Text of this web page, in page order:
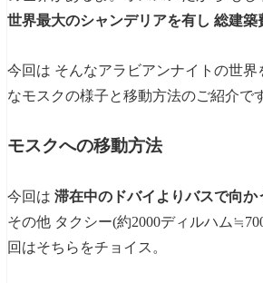
世界最大のシャンデリアを有し 総建築
今回は そんなアラビアンナイトの世
なモスクの様子と移動方法のご紹介で
モスクへの移動方法
今回は 滞在中のドバイよりバスで向か
その他 タクシー(約2000ディルハム
回はそちらをチョイス。